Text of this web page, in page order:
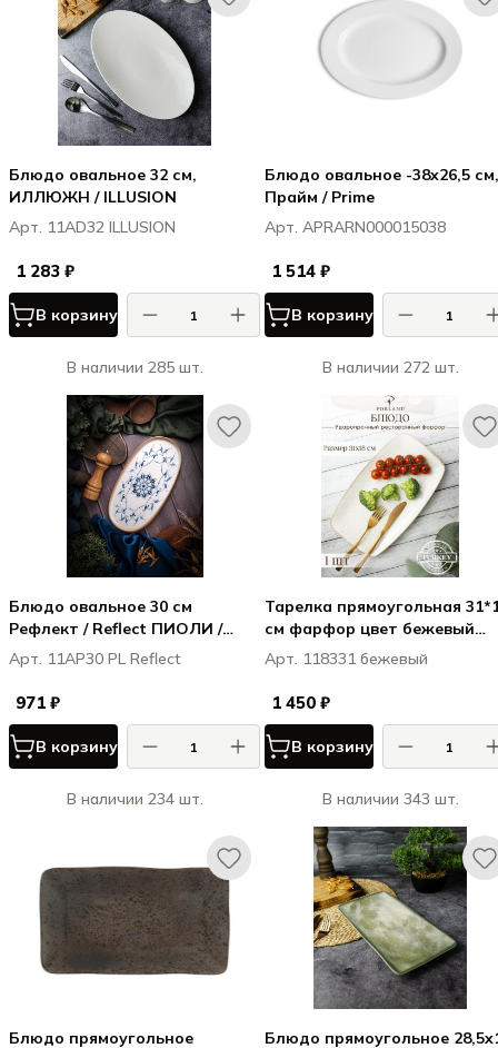
Блюдо овальное 32 см,
ИЛЛЮЖН / ILLUSION
Арт. 11AD32 ILLUSION
1 283 ₽
В корзину
В наличии 285 шт.
Блюдо овальное -38х26,5 см,
Прайм / Prime
Арт. APRARN000015038
1 514 ₽
В корзину
В наличии 272 шт.
Блюдо овальное 30 см
Рефлект / Reflect ПИОЛИ /
PIOLI
Арт. 11AP30 PL Reflect
971 ₽
В корзину
В наличии 234 шт.
Тарелка прямоугольная
см фарфор цвет бежевый
Seasons
Арт. 118331 бежевый
1 450 ₽
В корзину
В наличии 343 шт.
Блюдо прямоугольное
Блюдо прямоугольное